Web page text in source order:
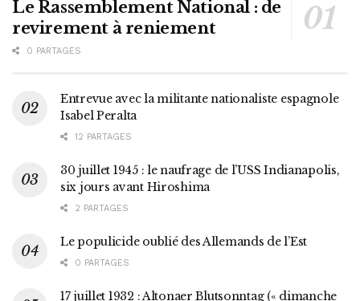
Le Rassemblement National : de
revirement à reniement
0 PARTAGES
Entrevue avec la militante nationaliste espagnole
Isabel Peralta
12 PARTAGES
30 juillet 1945 : le naufrage de l’USS Indianapolis,
six jours avant Hiroshima
2 PARTAGES
Le populicide oublié des Allemands de l’Est
0 PARTAGES
17 juillet 1932 : Altonaer Blutsonntag (« dimanche